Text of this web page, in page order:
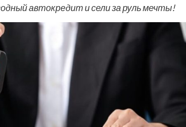
автокредит и сели за руль мечты!